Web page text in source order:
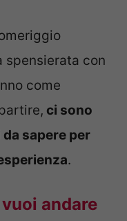
spensierata con
come
ci sono
sapere per
.
andare